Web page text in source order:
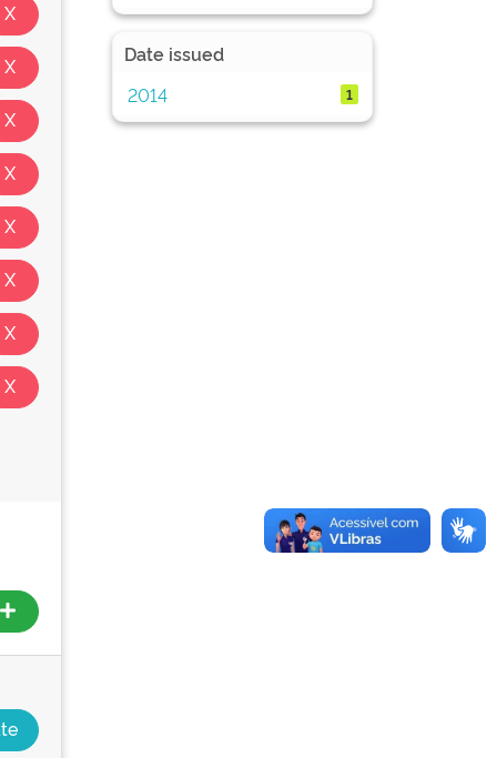
Date issued
2014
1